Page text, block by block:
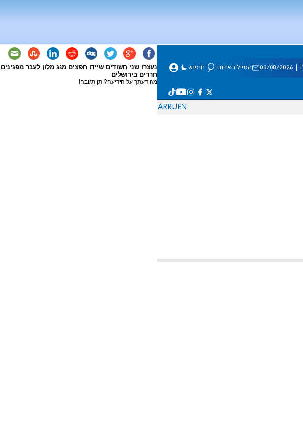
נעצרו שני חשודים שיידו חפצים מגג מלון לעבר מפגינים
חרדים בירושלים
מה דעתך על הידיעה? תן תגובה!